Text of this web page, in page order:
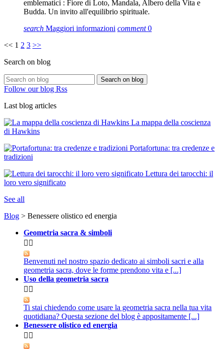
emblematici : Fiore di Loto, Mandala, Albero della Vita e
Budda. Un invito all'equilibrio spirituale.
search Maggiori informazioni comment0
<< 1 2 3 >>
Search on blog
Search on blog
Follow our blog Rss
Last blog articles
La mappa della coscienza
di Hawkins
Portafortuna: tra credenze e
tradizioni
Lettura dei tarocchi: il
loro vero significato
See all
Blog > Benessere olistico ed energia
Geometria sacra & simboli
 
Benvenuti nel nostro spazio dedicato ai simboli sacri e alla
geometria sacra, dove le forme prendono vita e [...]
Uso della geometria sacra
 
Ti stai chiedendo come usare la geometria sacra nella tua vita
quotidiana? Questa sezione del blog è appositamente [...]
Benessere olistico ed energia
 